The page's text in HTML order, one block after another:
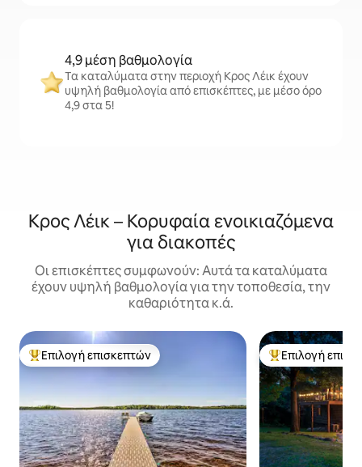
4,9 μέση βαθμολογία
Τα καταλύματα στην περιοχή Κρος Λέικ έχουν
υψηλή βαθμολογία από επισκέπτες, με μέσο όρο
4,9 στα 5!
Κρος Λέικ – Κορυφαία ενοικιαζόμενα
για διακοπές
Οι επισκέπτες συμφωνούν: Αυτά τα καταλύματα
έχουν υψηλή βαθμολογία για την τοποθεσία, την
καθαριότητα κ.ά.
Κορυφαία επιλογή επισκεπτών
Επιλογή επισκεπτών Κορυφαία
Επιλογή